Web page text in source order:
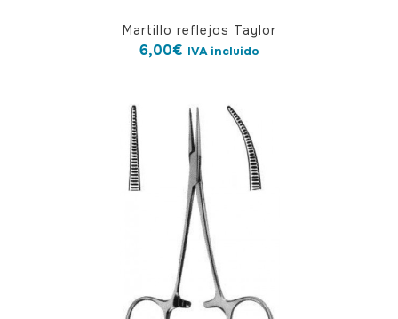
Martillo reflejos Taylor
6,00€ IVA incluido